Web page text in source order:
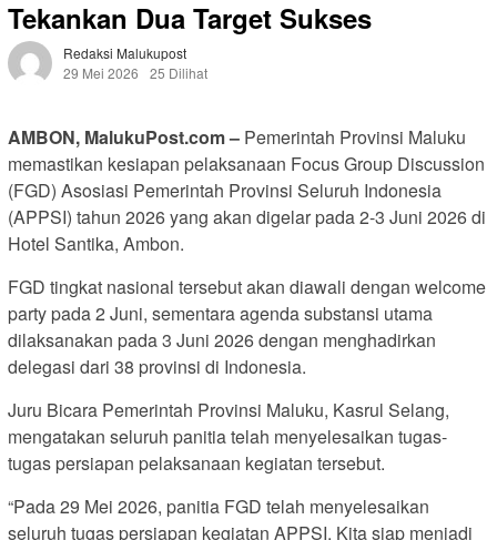
Tekankan Dua Target Sukses
Redaksi Malukupost
29 Mei 2026
25 Dilihat
AMBON, MalukuPost.com – Pemerintah Provinsi Maluku
memastikan kesiapan pelaksanaan Focus Group Discussion
(FGD) Asosiasi Pemerintah Provinsi Seluruh Indonesia
(APPSI) tahun 2026 yang akan digelar pada 2-3 Juni 2026 di
Hotel Santika, Ambon.
FGD tingkat nasional tersebut akan diawali dengan welcome
party pada 2 Juni, sementara agenda substansi utama
dilaksanakan pada 3 Juni 2026 dengan menghadirkan
delegasi dari 38 provinsi di Indonesia.
Juru Bicara Pemerintah Provinsi Maluku, Kasrul Selang,
mengatakan seluruh panitia telah menyelesaikan tugas-
tugas persiapan pelaksanaan kegiatan tersebut.
“Pada 29 Mei 2026, panitia FGD telah menyelesaikan
seluruh tugas persiapan kegiatan APPSI. Kita siap menjadi